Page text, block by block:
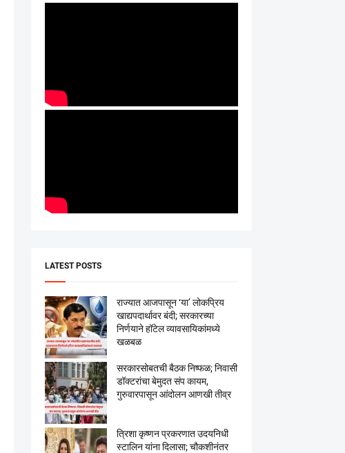
LATEST POSTS
राज्यात आजपासून ‘या’ लोकप्रिय
खाद्यपदार्थावर बंदी; सरकारच्या
निर्णयाने हॉटेल व्यावसायिकांमध्ये
खळबळ
सरकारसोबतची बैठक निष्फळ; निवासी
डॉक्टरांचा बेमुदत संप कायम,
गुरुवारपासून आंदोलन आणखी तीव्र
त्रिशा कृष्णन प्रकरणात उदयनिधी
स्टालिन यांना दिलासा; चौकशीनंतर